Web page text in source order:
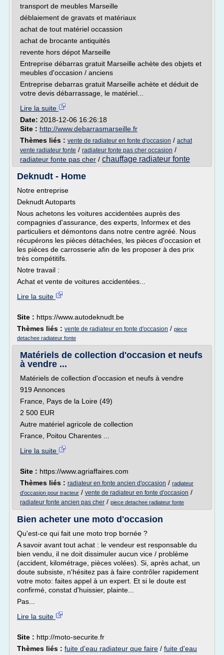
transport de meubles Marseille
déblaiement de gravats et matériaux
achat de tout matériel occassion
achat de brocante antiquités
revente hors dépot Marseille
Entreprise débarras gratuit Marseille achète des objets et
meubles d'occasion / anciens
Entreprise debarras gratuit Marseille achète et déduit de
votre devis débarrassage, le matériel...
Lire la suite
Date: 2018-12-06 16:26:18
Site : http://www.debarrasmarseille.fr
Thèmes liés : vente de radiateur en fonte d'occasion / achat
vente radiateur fonte / radiateur fonte pas cher occasion /
radiateur fonte pas cher / chauffage radiateur fonte
Deknudt - Home
Notre entreprise
Deknudt Autoparts
Nous achetons les voitures accidentées auprès des
compagnies d'assurance, des experts, Informex et des
particuliers et démontons dans notre centre agréé. Nous
récupérons les pièces détachées, les pièces d'occasion et
les pièces de carrosserie afin de les proposer à des prix
très compétitifs.
Notre travail :
Achat et vente de voitures accidentées...
Lire la suite
Site : https://www.autodeknudt.be
Thèmes liés : vente de radiateur en fonte d'occasion / piece
detachee radiateur fonte
Matériels de collection d'occasion et neufs
à vendre ...
Matériels de collection d'occasion et neufs à vendre
919 Annonces
France, Pays de la Loire (49)
2 500 EUR
Autre matériel agricole de collection
France, Poitou Charentes ...
Lire la suite
Site : https://www.agriaffaires.com
Thèmes liés : radiateur en fonte ancien d'occasion / radiateur
d'occasion pour tracteur / vente de radiateur en fonte d'occasion /
radiateur fonte ancien pas cher / piece detachee radiateur fonte
Bien acheter une moto d'occasion
Qu'est-ce qui fait une moto trop bornée ?
A savoir avant tout achat : le vendeur est responsable du
bien vendu, il ne doit dissimuler aucun vice / problème
(accident, kilométrage, pièces volées). Si, après achat, un
doute subsiste, n'hésitez pas à faire contrôler rapidement
votre moto: faites appel à un expert. Et si le doute est
confirmé, constat d'huissier, plainte...
Pas...
Lire la suite
Site : http://moto-securite.fr
Thèmes liés : fuite d'eau radiateur que faire / fuite d'eau